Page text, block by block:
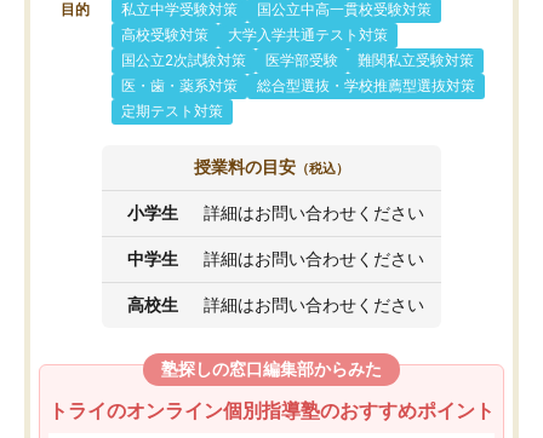
目的 私立中学受験対策
国公立中高一貫校受験対策
高校受験対策
大学入学共通テスト対策
国公立2次試験対策
医学部受験
難関私立受験対策
医・歯・薬系対策
総合型選抜・学校推薦型選抜対策
定期テスト対策
授業料の目安 （税込）
小学生 詳細はお問い合わせください
中学生 詳細はお問い合わせください
高校生 詳細はお問い合わせください
塾探しの窓口編集部からみた
トライのオンライン個別指導塾のおすすめポイント